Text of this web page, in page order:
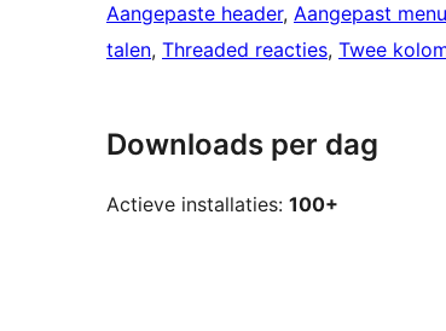
Aangepaste header, Aangepast menu
talen, Threaded reacties, Twee
Downloads per dag
Actieve installaties: 100+